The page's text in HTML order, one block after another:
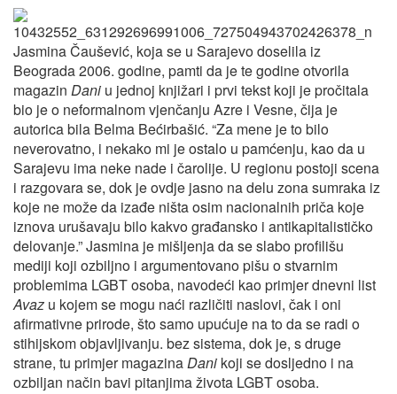
Jasmina Čaušević, koja se u Sarajevo doselila iz
Beograda 2006. godine, pamti da je te godine otvorila
magazin Dani u jednoj knjižari i prvi tekst koji je pročitala
bio je o neformalnom vjenčanju Azre i Vesne, čija je
autorica bila Belma Bećirbašić. “Za mene je to bilo
neverovatno, i nekako mi je ostalo u pamćenju, kao da u
Sarajevu ima neke nade i čarolije. U regionu postoji scena
i razgovara se, dok je ovdje jasno na delu zona sumraka iz
koje ne može da izađe ništa osim nacionalnih priča koje
iznova urušavaju bilo kakvo građansko i antikapitalističko
delovanje.” Jasmina je mišljenja da se slabo profilišu
mediji koji ozbiljno i argumentovano pišu o stvarnim
problemima LGBT osoba, navodeći kao primjer dnevni list
Avaz u kojem se mogu naći različiti naslovi, čak i oni
afirmativne prirode, što samo upućuje na to da se radi o
stihijskom objavljivanju. bez sistema, dok je, s druge
strane, tu primjer magazinaDani koji se dosljedno i na
ozbiljan način bavi pitanjima života LGBT osoba.